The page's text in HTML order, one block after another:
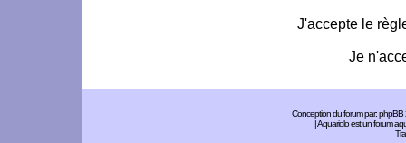
J'accepte le
Je
Conception du forum par:phpBB
| Aquariolo est un forum